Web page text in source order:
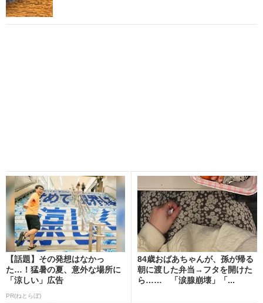
【話題】その発想はなかっ
た…！猛暑の夏、意外な場所に
「涼しい」広告
PR(ねとらぼ)
84歳おばあちゃんが、孫が帰る
朝に渡した弁当→フタを開けた
ら…… 「涙腺崩壊」「...